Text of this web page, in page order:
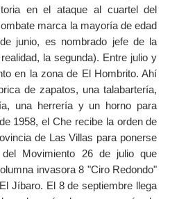
en el ataque al cuartel del
marca la mayoría de edad
junio, es nombrado jefe de la
la segunda). Entre julio y
en la zona de El Hombrito. Ahí
de zapatos, una talabartería,
una herrería y un horno para
1958, el Che recibe la orden de
de Las Villas para ponerse
Movimiento 26 de julio que
invasora 8 "Ciro Redondo"
Jíbaro. El 8 de septiembre llega